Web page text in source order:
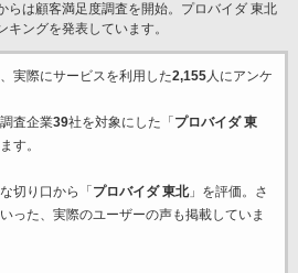
らは顧客満足度調査を開始。プロバイダ 東北
ングを発表しています。
実際にサービスを利用した2,155人にアンケ
査企業39社を対象にした「 プロバイダ 東
す。
切り口から「 プロバイダ 東北」を評価。さ
った、実際のユーザーの声も掲載していま